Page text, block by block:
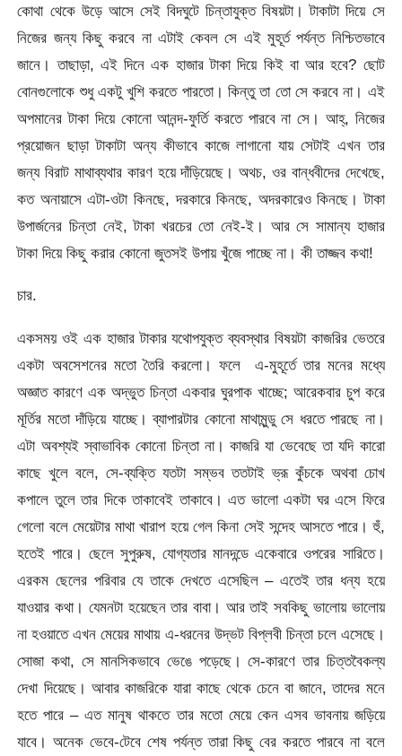
কোথা থেকে উড়ে আসে সেই বিদঘুটে চিন্তাযুক্ত বিষয়টা। টাকাটা দিয়ে সে
নিজের জন্য কিছু করবে না এটাই কেবল সে এই মুহূর্ত পর্যন্ত নিশ্চিতভাবে
জানে। তাছাড়া, এই দিনে এক হাজার টাকা দিয়ে কিই বা আর হবে? ছোট
বোনগুলোকে শুধু একটু খুশি করতে পারতো। কিন্তু তা তো সে করবে না। এই
অপমানের টাকা দিয়ে কোনো আনন্দ-ফুর্তি করতে পারবে না সে। আহ্, নিজের
প্রয়োজন ছাড়া টাকাটা অন্য কীভাবে কাজে লাগানো যায় সেটাই এখন তার
জন্য বিরাট মাথাব্যথার কারণ হয়ে দাঁড়িয়েছে। অথচ, ওর বান্ধবীদের দেখেছে,
কত অনায়াসে এটা-ওটা কিনছে, দরকারে কিনছে, অদরকারেও কিনছে। টাকা
উপার্জনের চিন্তা নেই, টাকা খরচের তো নেই-ই। আর সে সামান্য হাজার
টাকা দিয়ে কিছু করার কোনো জুতসই উপায় খুঁজে পাচ্ছে না। কী তাজ্জব কথা!
চার.
একসময় ওই এক হাজার টাকার যথোপযুক্ত ব্যবস্থার বিষয়টা কাজরির ভেতরে
একটা অবসেশনের মতো তৈরি করলো। ফলে এ-মুহূর্তে তার মনের মধ্যে
অজ্ঞাত কারণে এক অদ্ভুত চিন্তা একবার ঘুরপাক খাচ্ছে; আরেকবার চুপ করে
মূর্তির মতো দাঁড়িয়ে যাচ্ছে। ব্যাপারটার কোনো মাথামুন্ডু সে ধরতে পারছে না।
এটা অবশ্যই স্বাভাবিক কোনো চিন্তা না। কাজরি যা ভেবেছে তা যদি কারো
কাছে খুলে বলে, সে-ব্যক্তি যতটা সম্ভব ততটাই ভ্রূ কুঁচকে অথবা চোখ
কপালে তুলে তার দিকে তাকাবেই তাকাবে। এত ভালো একটা ঘর এসে ফিরে
গেলো বলে মেয়েটার মাথা খারাপ হয়ে গেল কিনা সেই সন্দেহ আসতে পারে। হুঁ,
হতেই পারে। ছেলে সুপুরুষ, যোগ্যতার মানদন্ডে একেবারে ওপরের সারিতে।
এরকম ছেলের পরিবার যে তাকে দেখতে এসেছিল – এতেই তার ধন্য হয়ে
যাওয়ার কথা। যেমনটা হয়েছেন তার বাবা। আর তাই সবকিছু ভালোয় ভালোয়
না হওয়াতে এখন মেয়ের মাথায় এ-ধরনের উদ্ভট বিপ্লবী চিন্তা চলে এসেছে।
সোজা কথা, সে মানসিকভাবে ভেঙে পড়েছে। সে-কারণে তার চিত্তবৈকল্য
দেখা দিয়েছে। আবার কাজরিকে যারা কাছে থেকে চেনে বা জানে, তাদের মনে
হতে পারে – এত মানুষ থাকতে তার মতো মেয়ে কেন এসব ভাবনায় জড়িয়ে
যাবে। অনেক ভেবে-টেবে শেষ পর্যন্ত তারা কিছু বের করতে পারবে না বলে